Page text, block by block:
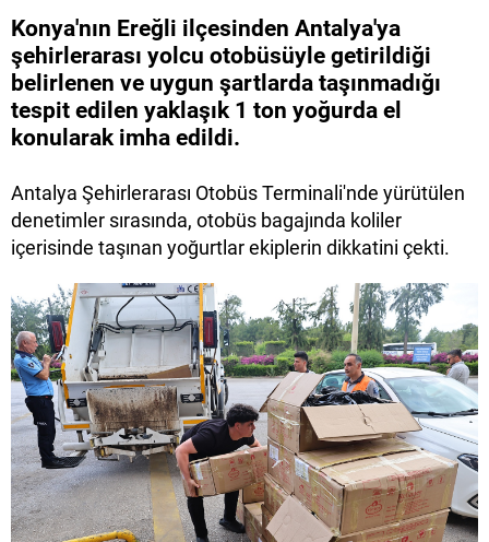
Konya'nın Ereğli ilçesinden Antalya'ya
şehirlerarası yolcu otobüsüyle getirildiği
belirlenen ve uygun şartlarda taşınmadığı
tespit edilen yaklaşık 1 ton yoğurda el
konularak imha edildi.
Antalya Şehirlerarası Otobüs Terminali'nde yürütülen
denetimler sırasında, otobüs bagajında koliler
içerisinde taşınan yoğurtlar ekiplerin dikkatini çekti.